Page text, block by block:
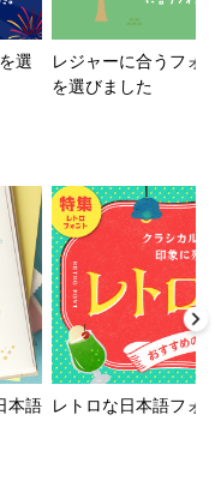
選
レジャーに合うフォ
を選びました
本語
レトロな日本語フォ